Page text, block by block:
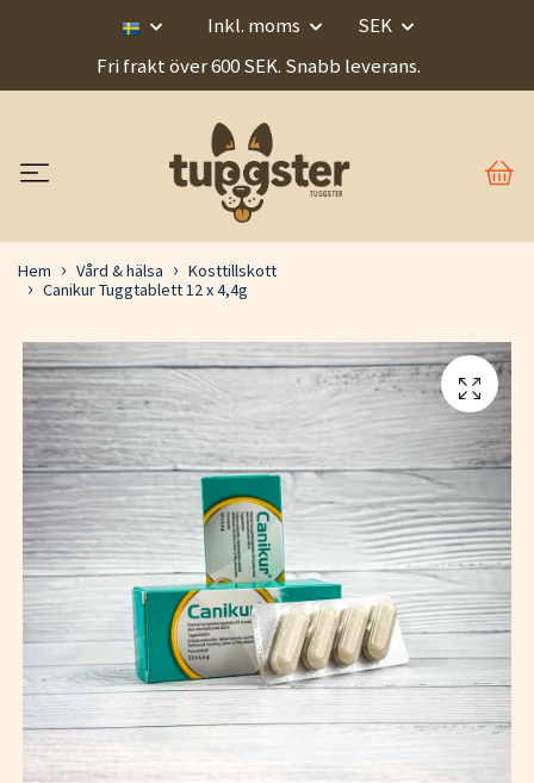
Inkl. moms
SEK
Fri frakt över 600 SEK. Snabb leverans.
Hem Vård & hälsa
Kosttillskott
Canikur Tuggtablett 12 x 4,4g